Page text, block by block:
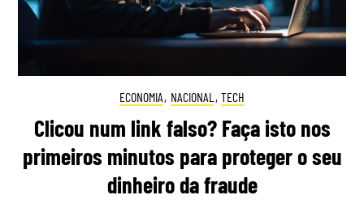
ECONOMIA, NACIONAL , TECH
Clicou num link falso? Faça isto nos
primeiros minutos para proteger o seu
dinheiro da fraude